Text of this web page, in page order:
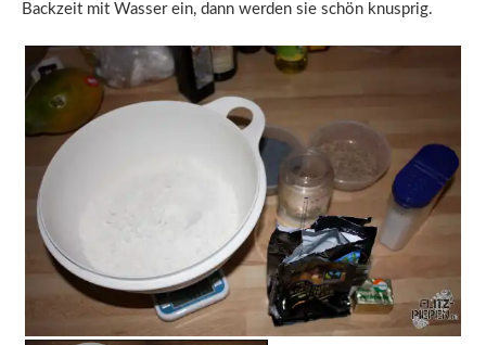
Backzeit mit Wasser ein, dann werden sie schön knusprig.